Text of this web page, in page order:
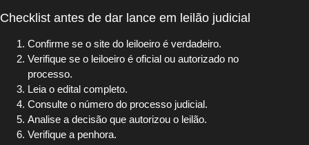
Checklist antes de dar lance em leilão judicial
Confirme se o site do leiloeiro é verdadeiro.
Verifique se o leiloeiro é oficial ou autorizado no
processo.
Leia o edital completo.
Consulte o número do processo judicial.
Analise a decisão que autorizou o leilão.
Verifique a penhora.